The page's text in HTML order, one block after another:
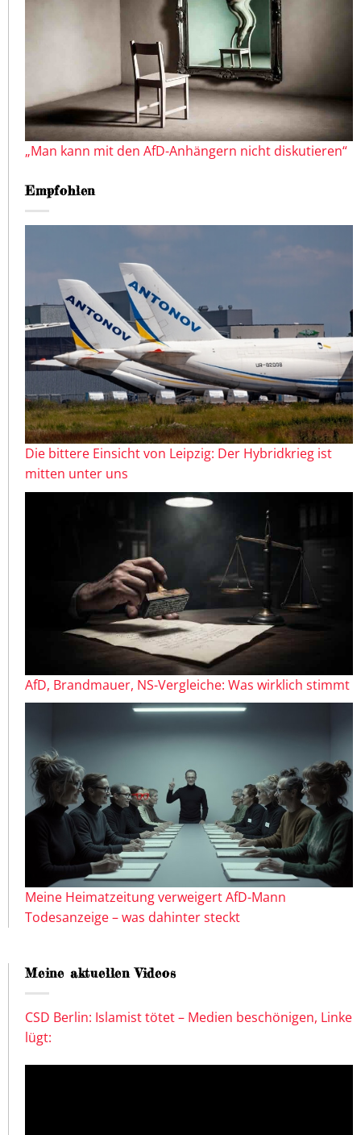
„Man kann mit den AfD-Anhängern nicht diskutieren“
Empfohlen
Die bittere Einsicht von Leipzig: Der Hybridkrieg ist
mitten unter uns
AfD, Brandmauer, NS-Vergleiche: Was wirklich stimmt
Meine Heimatzeitung verweigert AfD-Mann
Todesanzeige – was dahinter steckt
Meine aktuellen Videos
CSD Berlin: Islamist tötet – Medien beschönigen, Linke
lügt: